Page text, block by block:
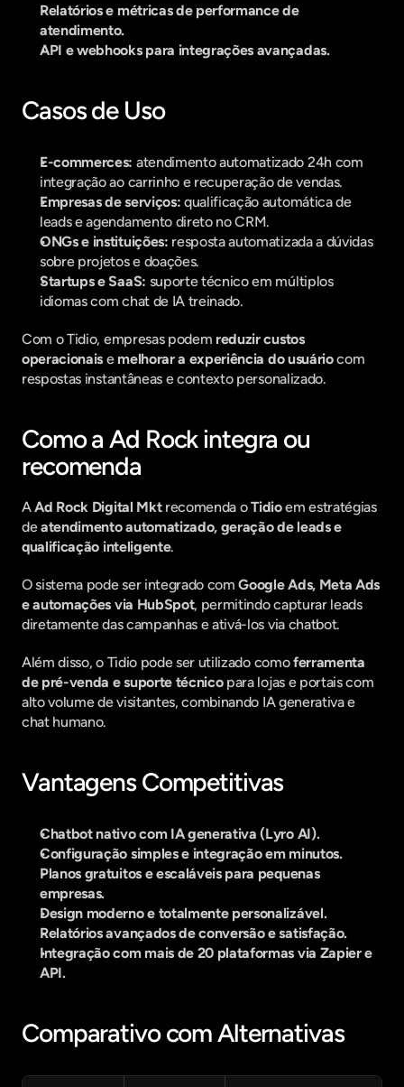
Relatórios e métricas de performance de
atendimento.
API e webhooks para integrações avançadas.
Casos de Uso
E-commerces: atendimento automatizado 24h com
integração ao carrinho e recuperação de vendas.
Empresas de serviços: qualificação automática de
leads e agendamento direto no CRM.
ONGs e instituições: resposta automatizada a dúvidas
sobre projetos e doações.
Startups e SaaS: suporte técnico em múltiplos
idiomas com chat de IA treinado.
Com o Tidio, empresas podem reduzir custos
operacionais e melhorar a experiência do usuário com
respostas instantâneas e contexto personalizado.
Como a Ad Rock integra ou
recomenda
A Ad Rock Digital Mkt recomenda o Tidio em estratégias
de atendimento automatizado, geração de leads e
qualificação inteligente.
O sistema pode ser integrado com Google Ads, Meta Ads
e automações via HubSpot, permitindo capturar leads
diretamente das campanhas e ativá-los via chatbot.
Além disso, o Tidio pode ser utilizado como ferramenta
de pré-venda e suporte técnico para lojas e portais com
alto volume de visitantes, combinando IA generativa e
chat humano.
Vantagens Competitivas
Chatbot nativo com IA generativa (Lyro AI).
Configuração simples e integração em minutos.
Planos gratuitos e escaláveis para pequenas
empresas.
Design moderno e totalmente personalizável.
Relatórios avançados de conversão e satisfação.
Integração com mais de 20 plataformas via Zapier e
API.
Comparativo com Alternativas